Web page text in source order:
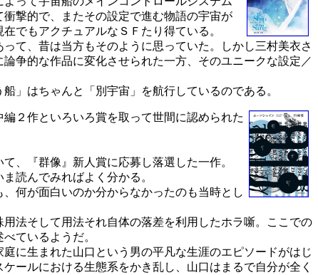
撃的で、またその設定で進む物語の宇宙が
でもアクチュアルなＳＦたり得ている。
て、昔は当方もそのように思っていた。しかし三村美衣さ
争的な作品に変化させられた一方、そのユニークな設定／
」はちゃんと「別宇宙」を航行しているのである。
２作といろいろ賞を取って世間に認められた
、『群像』新人賞に応募し落選した一作。
読んでみればよく分かる。
何が面白いのか分からなかったのも当時とし
法そして用法それ自体の落差を利用したホラ噺。ここでの
ているようだ。
に生まれた山口という男の平凡な生涯のエピソードがはじ
ールにおける生態系をかき乱し、山口はまるで自分が全く